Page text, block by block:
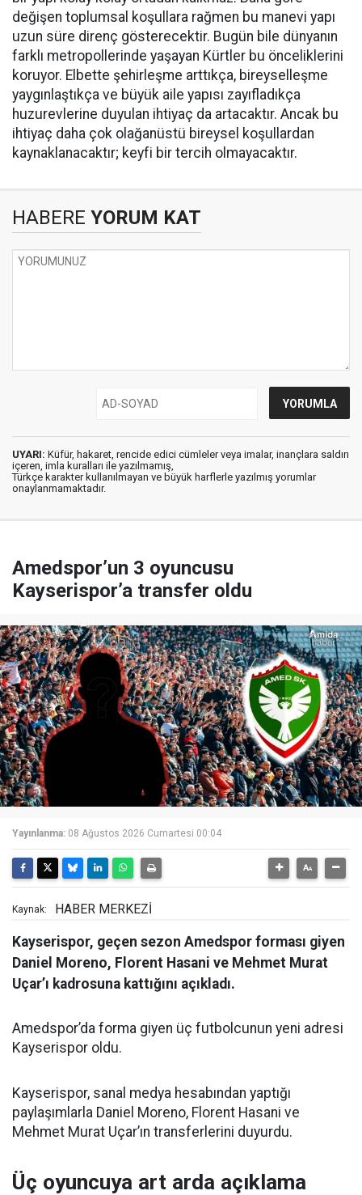
değişen toplumsal koşullara rağmen bu manevi yapı
uzun süre direnç gösterecektir. Bugün bile dünyanın
farklı metropollerinde yaşayan Kürtler bu önceliklerini
koruyor. Elbette şehirleşme arttıkça, bireyselleşme
yaygınlaştıkça ve büyük aile yapısı zayıfladıkça
huzurevlerine duyulan ihtiyaç da artacaktır. Ancak bu
ihtiyaç daha çok olağanüstü bireysel koşullardan
kaynaklanacaktır; keyfi bir tercih olmayacaktır.
HABERE YORUM KAT
UYARI: Küfür, hakaret, rencide edici cümleler veya imalar, inançlara saldırı
içeren, imla kuralları ile yazılmamış,
Türkçe karakter kullanılmayan ve büyük harflerle yazılmış yorumlar
onaylanmamaktadır.
Amedspor’un 3 oyuncusu
Kayserispor’a transfer oldu
Yayınlanma: 08 Ağustos 2026 Cumartesi 00:04
Kaynak: HABER MERKEZİ
Kayserispor, geçen sezon Amedspor forması giyen
Daniel Moreno, Florent Hasani ve Mehmet Murat
Uçar’ı kadrosuna kattığını açıkladı.
Amedspor’da forma giyen üç futbolcunun yeni adresi
Kayserispor oldu.
Kayserispor, sanal medya hesabından yaptığı
paylaşımlarla Daniel Moreno, Florent Hasani ve
Mehmet Murat Uçar’ın transferlerini duyurdu.
Üç oyuncuya art arda açıklama